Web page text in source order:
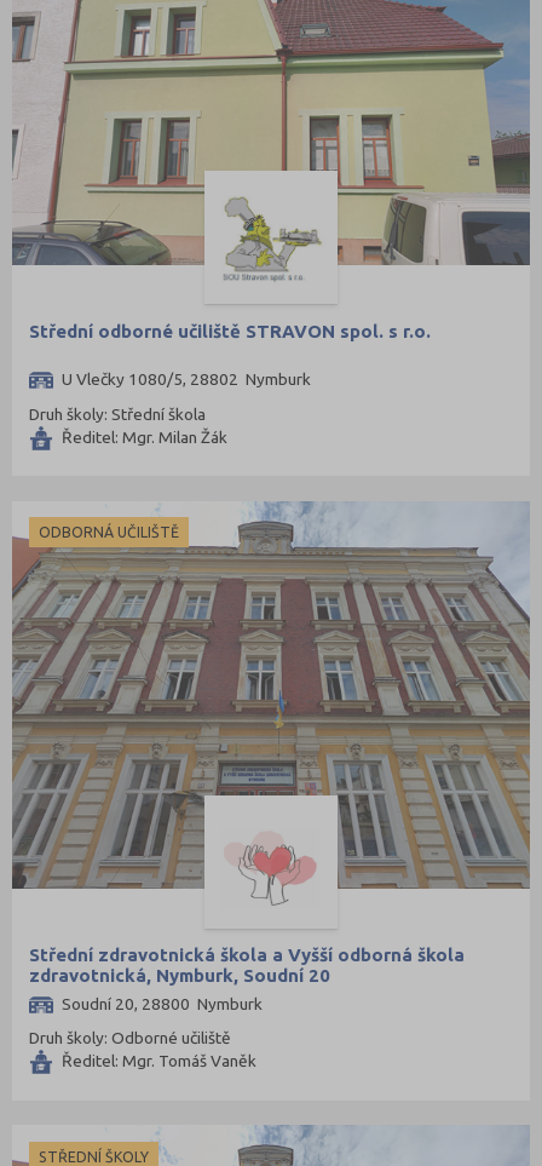
Střední odborné učiliště STRAVON spol. s r.o.
U Vlečky 1080/5, 28802 Nymburk
Druh školy: Střední škola
Ředitel: Mgr. Milan Žák
ODBORNÁ UČILIŠTĚ
Střední zdravotnická škola a Vyšší odborná škola
zdravotnická, Nymburk, Soudní 20
Soudní 20, 28800 Nymburk
Druh školy: Odborné učiliště
Ředitel: Mgr. Tomáš Vaněk
STŘEDNÍ ŠKOLY